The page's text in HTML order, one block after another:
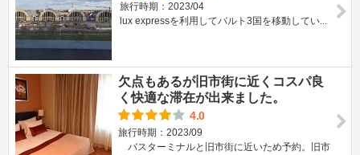
旅行時期：2023/04
lux expressを利用してバルト3国を移動してい...
欠点もあるが旧市街に近くコスパ良
く快適な滞在が出来ました。
4.0
旅行時期：2023/09
バスターミナルと旧市街に近いため予約。旧市